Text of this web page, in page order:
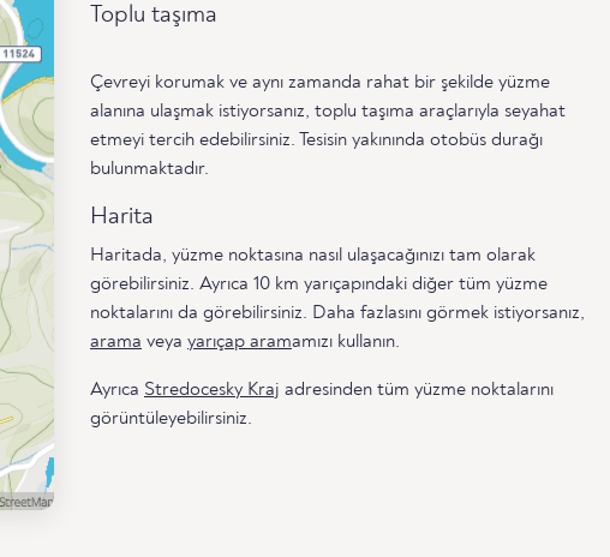
Toplu taşıma
Çevreyi korumak ve aynı zamanda rahat bir şekilde yüzme
alanına ulaşmak istiyorsanız, toplu taşıma araçlarıyla seyahat
etmeyi tercih edebilirsiniz. Tesisin yakınında otobüs durağı
bulunmaktadır.
Harita
Haritada, yüzme noktasına nasıl ulaşacağınızı tam olarak
görebilirsiniz. Ayrıca 10 km yarıçapındaki diğer tüm yüzme
noktalarını da görebilirsiniz. Daha fazlasını görmek istiyorsanız,
arama veya yarıçap aramamızı kullanın.
Ayrıca Stredocesky Kraj adresinden tüm yüzme noktalarını
görüntüleyebilirsiniz.